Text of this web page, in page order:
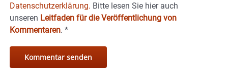
Datenschutzerklärung. Bitte lesen Sie hier auch
unseren Leitfaden für die Veröffentlichung von
Kommentaren. *